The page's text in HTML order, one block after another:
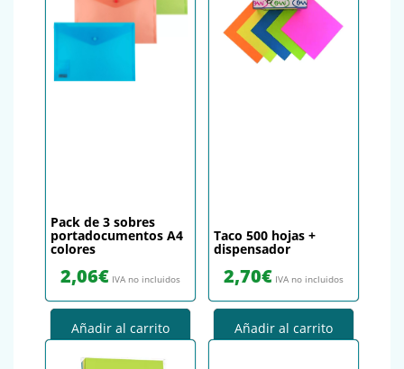
Pack de 3 sobres
portadocumentos A4
colores
2,06€ IVA no incluidos
Añadir al carrito
Taco 500 hojas +
dispensador
2,70€ IVA no incluidos
Añadir al carrito